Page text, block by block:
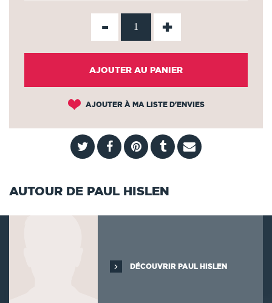
- +
AJOUTER AU PANIER
AJOUTER À MA LISTE D'ENVIES
AUTOUR DE PAUL HISLEN
DÉCOUVRIR PAUL HISLEN